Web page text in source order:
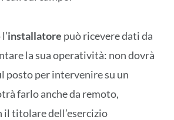
installatore può ricevere dati da
la sua operatività: non dovrà
posto per intervenire su un
farlo anche da remoto,
il titolare dell’esercizio